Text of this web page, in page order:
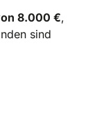
8.000 €,
sind